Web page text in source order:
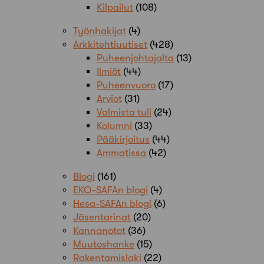
Kilpailut (108)
Työnhakijat (4)
Arkkitehtiuutiset (428)
Puheenjohtajalta (13)
Ilmiöt (44)
Puheenvuoro (17)
Arviot (31)
Valmista tuli (24)
Kolumni (33)
Pääkirjoitus (44)
Ammatissa (42)
Blogi (161)
EKO-SAFAn blogi (4)
Hesa-SAFAn blogi (6)
Jäsentarinat (20)
Kannanotot (36)
Muutoshanke (15)
Rakentamislaki (22)